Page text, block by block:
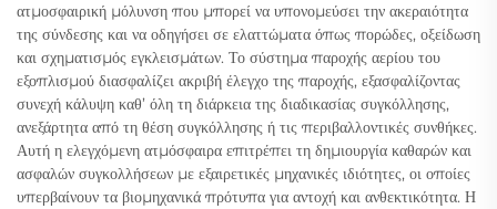
ατμοσφαιρική μόλυνση που μπορεί να υπονομεύσει την ακεραιότητα
της σύνδεσης και να οδηγήσει σε ελαττώματα όπως πορώδες, οξείδωση
και σχηματισμός εγκλεισμάτων. Το σύστημα παροχής αερίου του
εξοπλισμού διασφαλίζει ακριβή έλεγχο της παροχής, εξασφαλίζοντας
συνεχή κάλυψη καθ’ όλη τη διάρκεια της διαδικασίας συγκόλλησης,
ανεξάρτητα από τη θέση συγκόλλησης ή τις περιβαλλοντικές συνθήκες.
Αυτή η ελεγχόμενη ατμόσφαιρα επιτρέπει τη δημιουργία καθαρών και
ασφαλών συγκολλήσεων με εξαιρετικές μηχανικές ιδιότητες, οι οποίες
υπερβαίνουν τα βιομηχανικά πρότυπα για αντοχή και ανθεκτικότητα. Η